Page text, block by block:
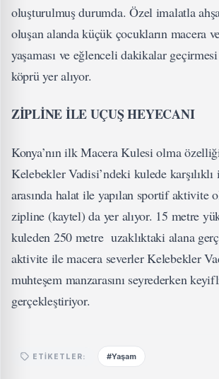
oluşturulmuş durumda. Özel imalatla
oluşan alanda küçük çocukların macera
yaşaması ve eğlenceli dakikalar
köprü yer alıyor.
ZİPLİNE İLE UÇUŞ HEYECANI
Konya’nın ilk Macera Kulesi olma
Kelebekler Vadisi’ndeki kulede
arasında halat ile yapılan sportif aktivite
zipline (kaytel) da yer alıyor. 15 metre
kuleden 250 metre uzaklıktaki alana
aktivite ile macera severler Kelebekler
muhteşem manzarasını seyrederken
gerçekleştiriyor.
ETIKETLER: #Yaşam